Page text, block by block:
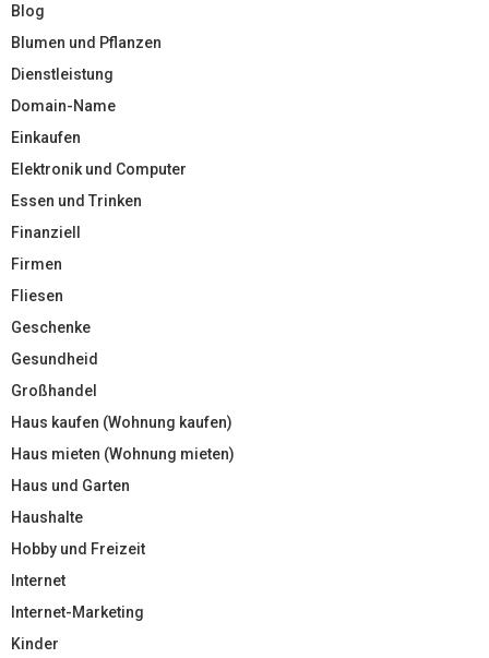
Blog
Blumen und Pflanzen
Dienstleistung
Domain-Name
Einkaufen
Elektronik und Computer
Essen und Trinken
Finanziell
Firmen
Fliesen
Geschenke
Gesundheid
Großhandel
Haus kaufen (Wohnung kaufen)
Haus mieten (Wohnung mieten)
Haus und Garten
Haushalte
Hobby und Freizeit
Internet
Internet-Marketing
Kinder